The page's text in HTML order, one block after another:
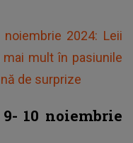
2024: Leii
mult în pasiunile
de surprize
10 noiembrie